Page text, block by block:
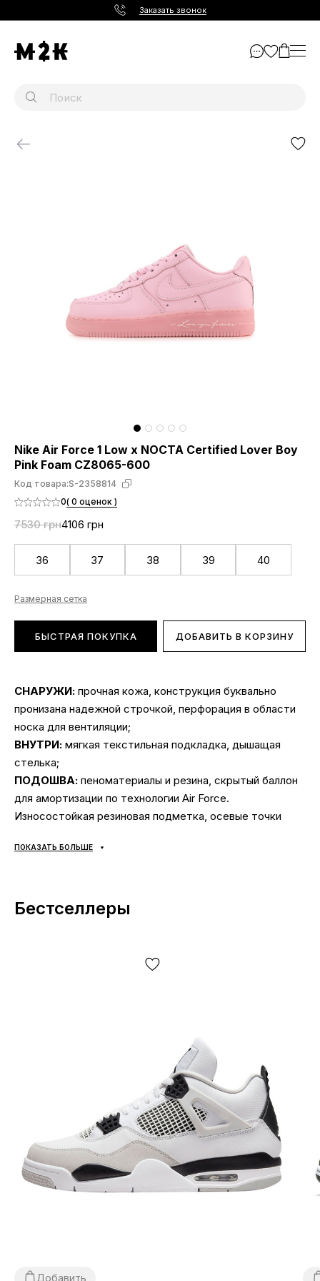
Заказать звонок
Nike Air Force 1 Low x NOCTA Certified Lover Boy
Pink Foam CZ8065-600
Код товара:S-2358814
0( 0 оценок )
7530 грн4106 грн
36 37 38 39 40
Размерная сетка
БЫСТРАЯ ПОКУПКА ДОБАВИТЬ В КОРЗИНУ
СНАРУЖИ: прочная кожа, конструкция буквально
пронизана надежной строчкой, перфорация в области
носка для вентиляции;
ВНУТРИ: мягкая текстильная подкладка, дышащая
стелька;
ПОДОШВА: пеноматериалы и резина, скрытый баллон
для амортизации по технологии Air Force.
Износостойкая резиновая подметка, осевые точки
разворота вокруг носка или пятки в любом
СЕЗОННОСТЬ:универсальная;
классика и надежность, абсолютно
комфортом. Усовершенствованный дизайн и
улучшенное качество делают спектр применения air
force еще более широким — и для спорта, и для
ежедневного использования, и для баскетбола и для
скейтбординга, как для мужчин так и для женщин, для
молодых и для людей в возрасте — эти форсы реально
лучшие.
ЧТО КАСАЕТСЯ АМОРТИЗАЦИИ :современная
подошва с более удобным подъёмом, внутри которой
стелькой и отвечает за плавность хода и снижение
ПОКАЗАТЬ БОЛЬШЕ
Бестселлеры
Добавить